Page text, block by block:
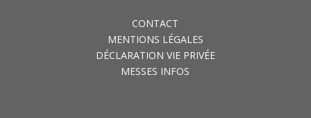
CONTACT
MENTIONS LÉGALES
DÉCLARATION VIE PRIVÉE
MESSES INFOS